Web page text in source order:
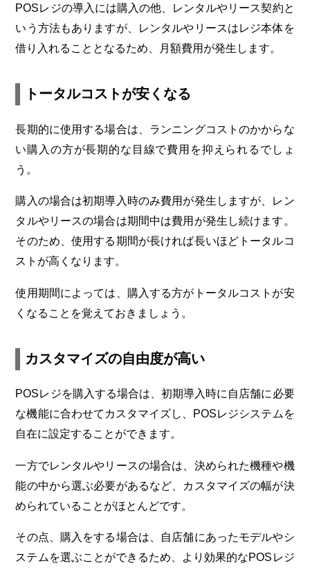
POSレジの導入には購入の他、レンタルやリース契約と
いう方法もありますが、レンタルやリースはレジ本体を
借り入れることとなるため、月額費用が発生します。
トータルコストが安くなる
長期的に使用する場合は、ランニングコストのかからな
い購入の方が長期的な目線で費用を抑えられるでしょ
う。
購入の場合は初期導入時のみ費用が発生しますが、レン
タルやリースの場合は期間中は費用が発生し続けます。
そのため、使用する期間が長ければ長いほどトータルコ
ストが高くなります。
使用期間によっては、購入する方がトータルコストが安
くなることを覚えておきましょう。
カスタマイズの自由度が高い
POSレジを購入する場合は、初期導入時に自店舗に必要
な機能に合わせてカスタマイズし、POSレジシステムを
自在に設定することができます。
一方でレンタルやリースの場合は、決められた機種や機
能の中から選ぶ必要があるなど、カスタマイズの幅が決
められていることがほとんどです。
その点、購入をする場合は、自店舗にあったモデルやシ
ステムを選ぶことができるため、より効果的なPOSレジ